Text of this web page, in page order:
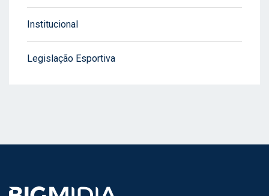
Institucional
Legislação Esportiva